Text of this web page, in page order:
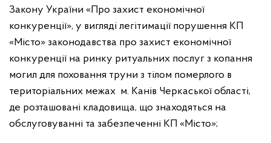
Закону України «Про захист економічної
конкуренції», у вигляді легітимації порушення КП
«Місто» законодавства про захист економічної
конкуренції на ринку ритуальних послуг з копання
могил для поховання труни з тілом померлого в
територіальних межах м. Канів Черкаської області,
де розташовані кладовища, що знаходяться на
обслуговуванні та забезпеченні КП «Місто»;